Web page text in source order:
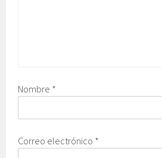
Nombre *
Correo electrónico *